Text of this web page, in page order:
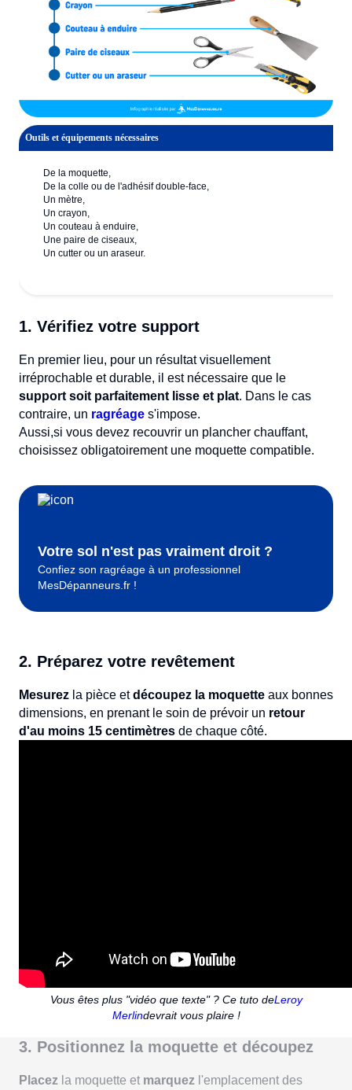
Outils et équipements nécessaires
De la moquette,
De la colle ou de l'adhésif double-face,
Un mètre,
Un crayon,
Un couteau à enduire,
Une paire de ciseaux,
Un cutter ou un araseur.
1. Vérifiez votre support
En premier lieu, pour un résultat visuellement
irréprochable et durable, il est nécessaire que le
support soit parfaitement lisse et plat. Dans le cas
contraire, un ragréage s'impose.
Aussi,si vous devez recouvrir un plancher chauffant,
choisissez obligatoirement une moquette compatible.
Votre sol n'est pas vraiment droit ?
Confiez son ragréage à un professionnel
MesDépanneurs.fr !
2. Préparez votre revêtement
Mesurez la pièce etdécoupez la moquette aux bonnes
dimensions, en prenant le soin de prévoir un retour
d'au moins 15 centimètres de chaque côté.
Vous êtes plus "vidéo que texte" ? Ce tuto deLeroy
Merlindevrait vous plaire !
3. Positionnez la moquette et découpez
Placez la moquette et marquez l'emplacement des